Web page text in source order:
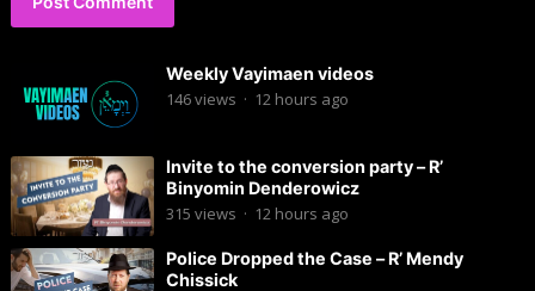
Weekly Vayimaen videos
146views · 12 hours ago
Invite to the conversion party – R’
Binyomin Denderowicz
315 views · 12 hours ago
Police Dropped the Case – R’ Mendy
Chissick